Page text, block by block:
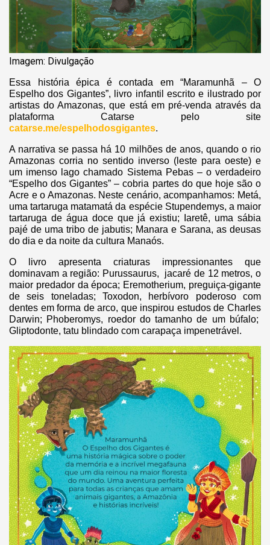
Imagem: Divulgação
Essa história épica é contada em “Maramunhã – O
Espelho dos Gigantes”, livro infantil escrito e ilustrado por
artistas do Amazonas, que está em pré-venda através da
plataforma Catarse pelo site
catarse.me/espelhodosgigantes.
A narrativa se passa há 10 milhões de anos, quando o rio
Amazonas corria no sentido inverso (leste para oeste) e
um imenso lago chamado Sistema Pebas – o verdadeiro
“Espelho dos Gigantes” – cobria partes do que hoje são o
Acre e o Amazonas. Neste cenário, acompanhamos: Metá,
uma tartaruga matamatá da espécie Stupendemys, a maior
tartaruga de água doce que já existiu; Iaretê, uma sábia
pajé de uma tribo de jabutis; Manara e Sarana, as deusas
do dia e da noite da cultura Manaós.
O livro apresenta criaturas impressionantes que
dominavam a região: Purussaurus, jacaré de 12 metros, o
maior predador da época; Eremotherium, preguiça-gigante
de seis toneladas; Toxodon, herbívoro poderoso com
dentes em forma de arco, que inspirou estudos de Charles
Darwin; Phoberomys, roedor do tamanho de um búfalo;
Gliptodonte, tatu blindado com carapaça impenetrável.